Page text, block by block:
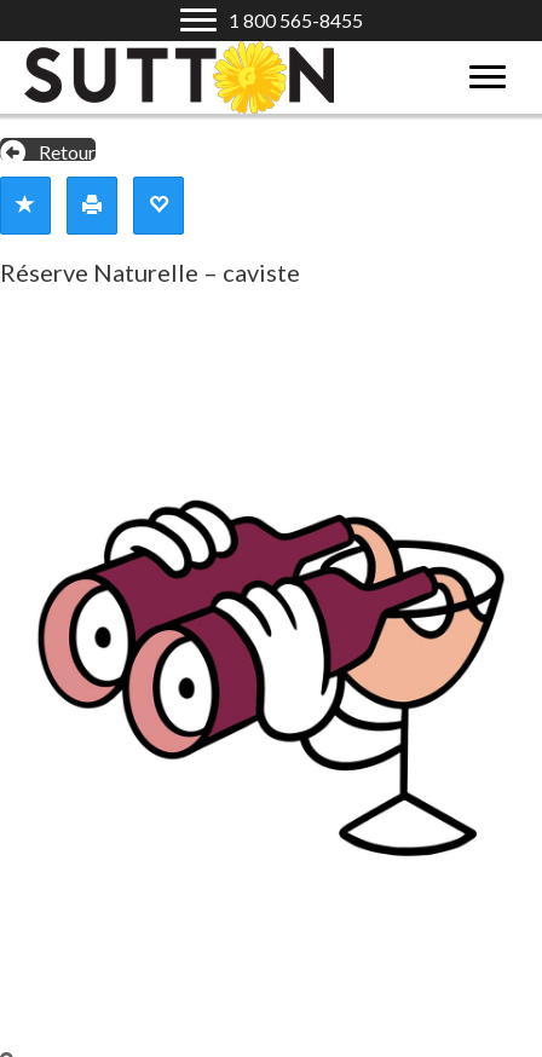
1 800 565-8455
Retour
Réserve Naturelle – caviste